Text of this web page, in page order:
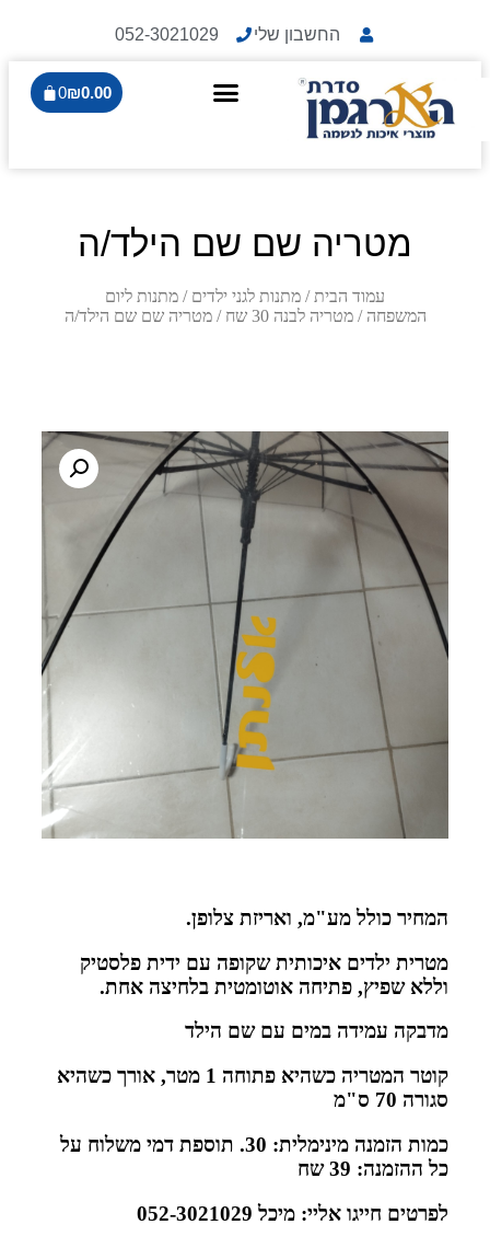
החשבון שלי 052-3021029
₪0.00
0
מטריה שם שם הילד/ה
עמוד הבית / מתנות לגני ילדים / מתנות ליום
המשפחה /מטריה לבנה 30 שח / מטריה שם שם הילד/ה
המחיר כולל מע"מ, ואריזת צלופן.
מטרית ילדים איכותית שקופה עם ידית פלסטיק
וללא שפיץ, פתיחה אוטומטית בלחיצה אחת.
מדבקה עמידה במים עם שם הילד
קוטר המטריה כשהיא פתוחה 1 מטר, אורך כשהיא
סגורה 70 ס"מ
כמות הזמנה מינימלית: 30. תוספת דמי משלוח על
כל ההזמנה: 39 שח
לפרטים חייגו אליי: מיכל 052-3021029